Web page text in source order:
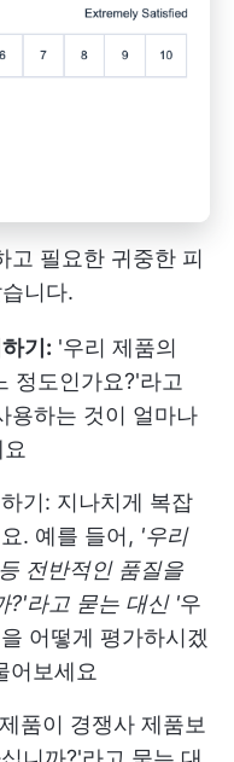
고 필요한 귀중한 피
니다.
기: '우리 제품의
정도인가요?'라고
용하는 것이 얼마나
기: 지나치게 복잡
. 예를 들어, '우리
전반적인 품질을
?'라고 묻는 대신 '우
어떻게 평가하시겠
어보세요
품이 경쟁사 제품보